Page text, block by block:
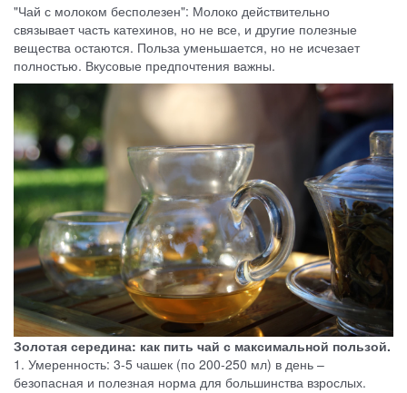
"Чай с молоком бесполезен": Молоко действительно
связывает часть катехинов, но не все, и другие полезные
вещества остаются. Польза уменьшается, но не исчезает
полностью. Вкусовые предпочтения важны.
Золотая середина: как пить чай с максимальной пользой.
1. Умеренность: 3-5 чашек (по 200-250 мл) в день –
безопасная и полезная норма для большинства взрослых.